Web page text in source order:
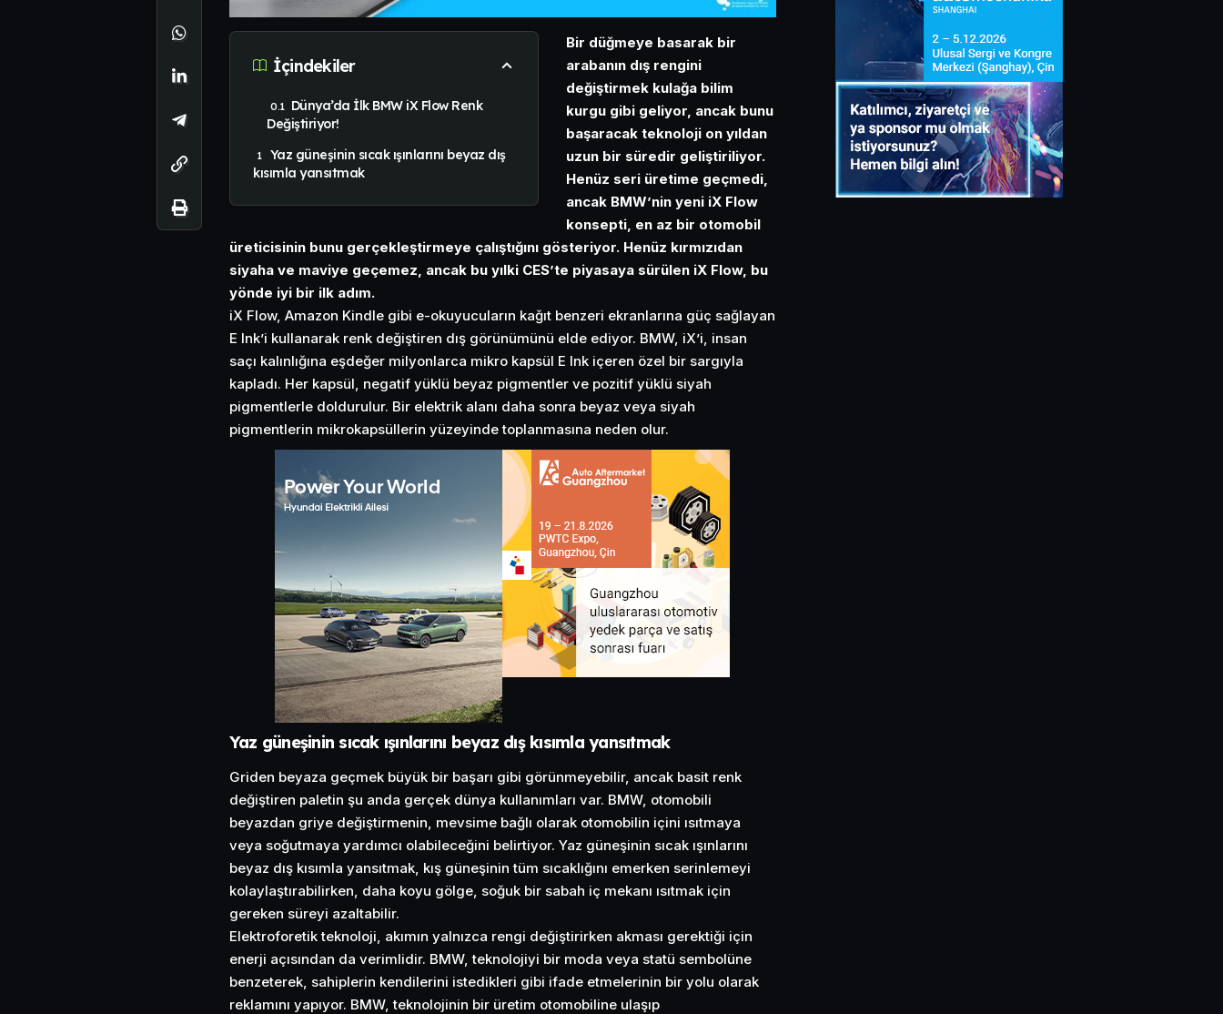
İçindekiler
Dünya’da İlk BMW iX Flow Renk
Değiştiriyor!
Yaz güneşinin sıcak ışınlarını beyaz dış
kısımla yansıtmak
Bir düğmeye basarak bir
arabanın dış rengini
değiştirmek kulağa bilim
kurgu gibi geliyor, ancak bunu
başaracak teknoloji on yıldan
uzun bir süredir geliştiriliyor.
Henüz seri üretime geçmedi,
ancak BMW’nin yeni iX Flow
konsepti, en az bir otomobil
üreticisinin bunu gerçekleştirmeye çalıştığını gösteriyor. Henüz kırmızıdan
siyaha ve maviye geçemez, ancak bu yılki CES’te piyasaya sürülen iX Flow, bu
yönde iyi bir ilk adım.
iX Flow, Amazon Kindle gibi e-okuyucuların kağıt benzeri ekranlarına güç sağlayan
E Ink’i kullanarak renk değiştiren dış görünümünü elde ediyor. BMW, iX’i, insan
saçı kalınlığına eşdeğer milyonlarca mikro kapsül E Ink içeren özel bir sargıyla
kapladı. Her kapsül, negatif yüklü beyaz pigmentler ve pozitif yüklü siyah
pigmentlerle doldurulur. Bir elektrik alanı daha sonra beyaz veya siyah
pigmentlerin mikrokapsüllerin yüzeyinde toplanmasına neden olur.
Yaz güneşinin sıcak ışınlarını beyaz dış kısımla yansıtmak
Griden beyaza geçmek büyük bir başarı gibi görünmeyebilir, ancak basit renk
değiştiren paletin şu anda gerçek dünya kullanımları var. BMW, otomobili
beyazdan griye değiştirmenin, mevsime bağlı olarak otomobilin içini ısıtmaya
veya soğutmaya yardımcı olabileceğini belirtiyor. Yaz güneşinin sıcak ışınlarını
beyaz dış kısımla yansıtmak, kış güneşinin tüm sıcaklığını emerken serinlemeyi
kolaylaştırabilirken, daha koyu gölge, soğuk bir sabah iç mekanı ısıtmak için
gereken süreyi azaltabilir.
Elektroforetik teknoloji, akımın yalnızca rengi değiştirirken akması gerektiği için
enerji açısından da verimlidir. BMW, teknolojiyi bir moda veya statü sembolüne
benzeterek, sahiplerin kendilerini istedikleri gibi ifade etmelerinin bir yolu olarak
reklamını yapıyor. BMW, teknolojinin bir üretim otomobiline ulaşıp